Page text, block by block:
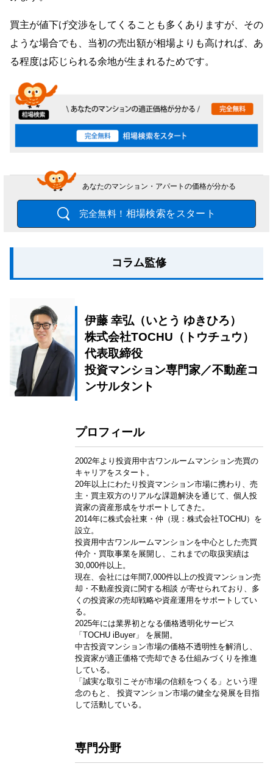
買主が値下げ交渉をしてくることも多くありますが、その
ような場合でも、当初の売出額が相場よりも高ければ、あ
る程度は応じられる余地が生まれるためです。
あなたのマンション・アパートの価格が分かる
完全無料！ 相場検索をスタート
コラム監修
伊藤 幸弘（いとう ゆきひろ）
株式会社TOCHU（トウチュウ）
代表取締役
投資マンション専門家／不動産コ
ンサルタント
プロフィール
2002年より投資用中古ワンルームマンション売買の
キャリアをスタート。
20年以上にわたり投資マンション市場に携わり、売
主・買主双方のリアルな課題解決を通じて、個人投
資家の資産形成をサポートしてきた。
2014年に株式会社東・仲（現：株式会社TOCHU）を
設立。
投資用中古ワンルームマンションを中心とした売買
仲介・買取事業を展開し、これまでの取扱実績は
30,000件以上。
現在、会社には年間7,000件以上の投資マンション売
却・不動産投資に関する相談 が寄せられており、多
くの投資家の売却戦略や資産運用をサポートしてい
る。
2025年には業界初となる価格透明化サービス
「TOCHU iBuyer」 を展開。
中古投資マンション市場の価格不透明性を解消し、
投資家が適正価格で売却できる仕組みづくりを推進
している。
「誠実な取引こそが市場の信頼をつくる」という理
念のもと、 投資マンション市場の健全な発展を目指
して活動している。
専門分野